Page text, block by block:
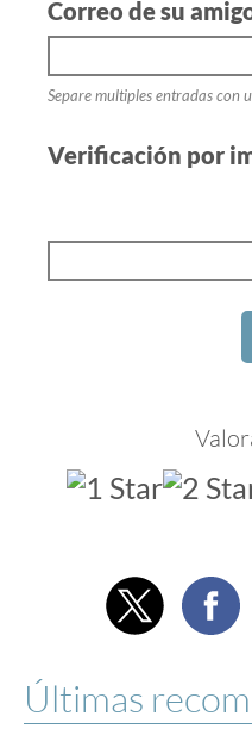
Correo de su
Separe multiples entradas con
Verificación por
Twitter
Últimas